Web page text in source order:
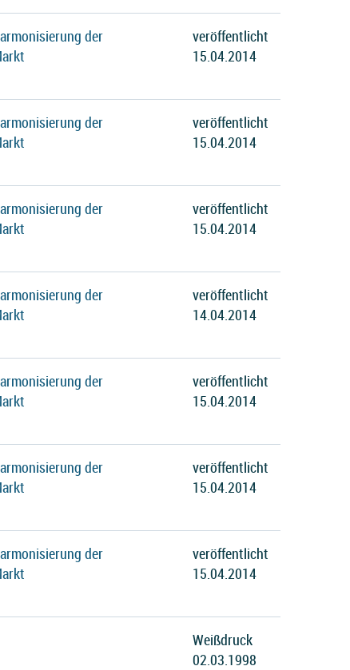
der
veröffentlicht
15.04.2014
der
veröffentlicht
15.04.2014
der
veröffentlicht
15.04.2014
der
veröffentlicht
14.04.2014
der
veröffentlicht
15.04.2014
der
veröffentlicht
15.04.2014
der
veröffentlicht
15.04.2014
Weißdruck
02.03.1998